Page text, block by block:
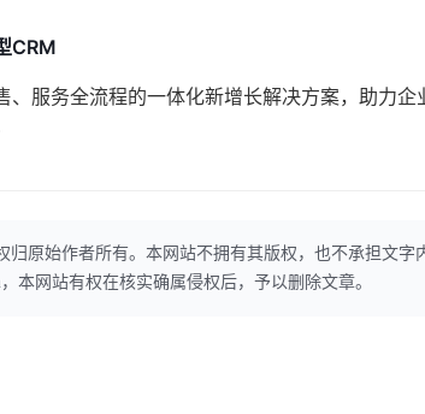
CRM
、服务全流程的一体化新增长解决方案，助力企
原始作者所有。本网站不拥有其版权，也不承担文字
本网站有权在核实确属侵权后，予以删除文章。